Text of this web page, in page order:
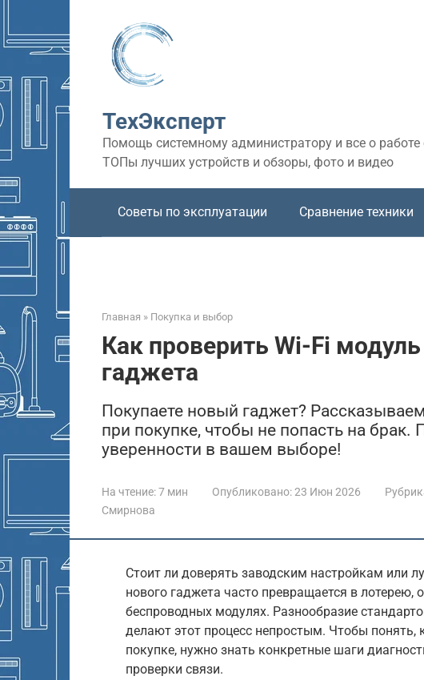
контенту
ТехЭксперт
Помощь системному администратору и все о
ТОПы лучших устройств и обзоры, фото и видео
Советы по эксплуатации Сравнение техники
Главная » Покупка и выбор
Как проверить Wi-Fi
гаджета
Покупаете новый гаджет?
при покупке, чтобы не попасть на брак.
уверенности в вашем выборе!
На чтение:7 мин Опубликовано:23 Июн 2026
Смирнова
Стоит ли доверять заводским настройкам или
нового гаджета часто превращается в лотерею,
беспроводных модулях. Разнообразие
делают этот процесс непростым. Чтобы понять,
покупке, нужно знать конкретные шаги
проверки связи.